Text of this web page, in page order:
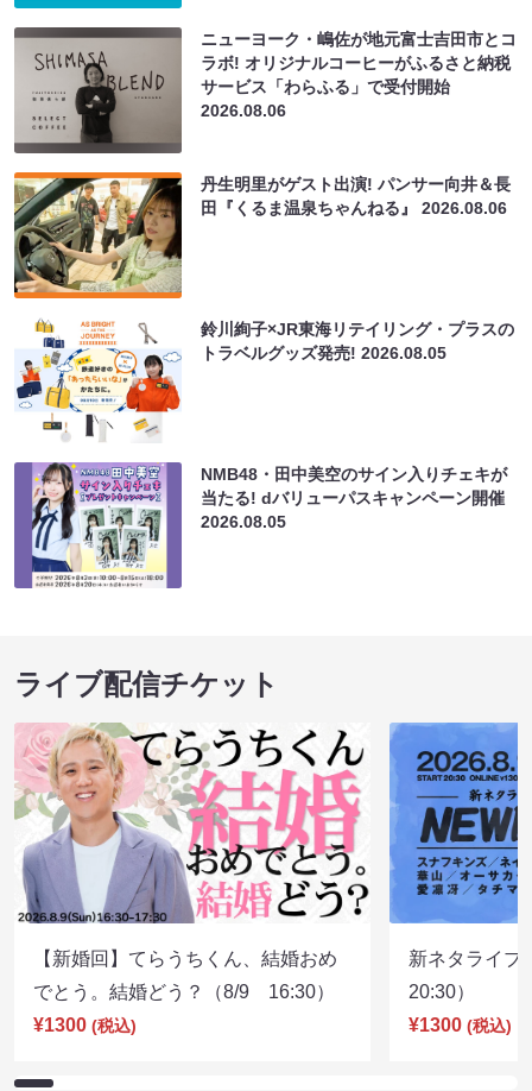
ニューヨーク・嶋佐が地元富士吉田市とコ
ラボ! オリジナルコーヒーがふるさと納税
サービス「わらふる」で受付開始
2026.08.06
丹生明里がゲスト出演! パンサー向井＆長
田『くるま温泉ちゃんねる』2026.08.06
鈴川絢子×JR東海リテイリング・プラスの
トラベルグッズ発売!2026.08.05
NMB48・田中美空のサイン入りチェキが
当たる! dバリューパスキャンペーン開催
2026.08.05
ライブ配信チケット
【新婚回】てらうちくん、結婚おめ
でとう。結婚どう？（8/9 16:30）
¥1300 (税込)
新ネタライ
20:30）
¥1300 (税込)